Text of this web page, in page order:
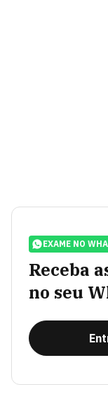
EXAME NO
Receba
no seu